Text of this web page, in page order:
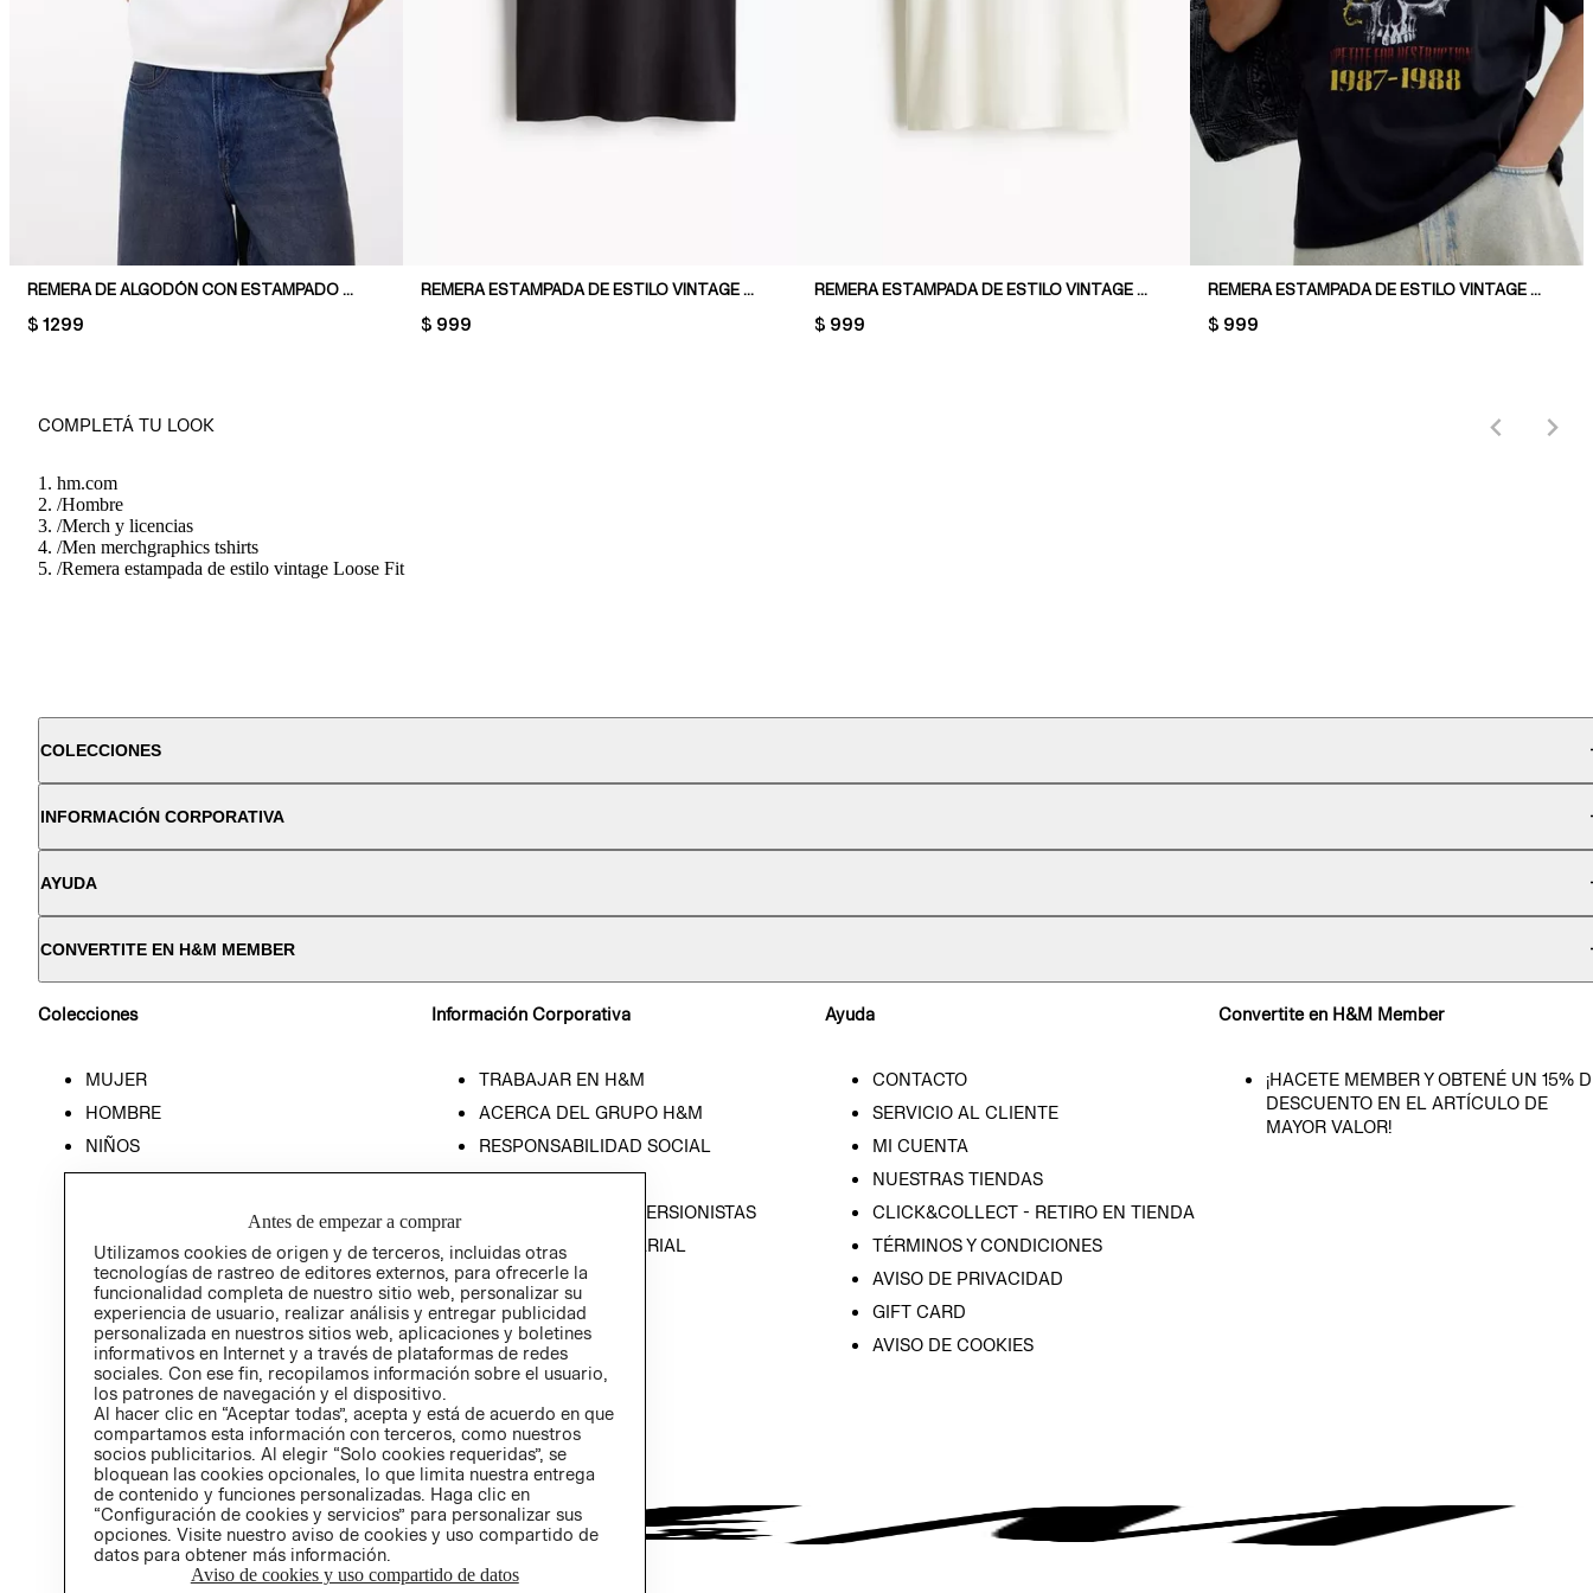
REMERA DE ALGODÓN CON ESTAMPADO REGULAR FIT
PRICE:
$ 1299
REMERA ESTAMPADA DE ESTILO VINTAGE LOOSE FIT
PRICE:
$ 999
REMERA ESTAMPADA DE ESTILO VINTAGE LOOSE FIT
PRICE:
$ 999
REMERA ESTAMPADA DE ESTILO VINTAGE LOOSE FIT
PRICE:
$ 999
COMPLETÁ TU LOOK
hm.com
/Hombre
/Merch y licencias
/Men merchgraphics tshirts
/Remera estampada de estilo vintage Loose Fit
COLECCIONES
INFORMACIÓN CORPORATIVA
AYUDA
CONVERTITE EN H&M MEMBER
Colecciones
MUJER
HOMBRE
NIÑOS
HOME
Información Corporativa
TRABAJAR EN H&M
ACERCA DEL GRUPO H&M
RESPONSABILIDAD SOCIAL
PRENSA
RELACIÓN CON INVERSIONISTAS
POLÍTICA EMPRESARIAL
Ayuda
CONTACTO
SERVICIO AL CLIENTE
MI CUENTA
NUESTRAS TIENDAS
CLICK&COLLECT - RETIRO EN TIENDA
TÉRMINOS Y CONDICIONES
AVISO DE PRIVACIDAD
GIFT CARD
AVISO DE COOKIES
Convertite en H&M Member
¡HACETE MEMBER Y OBTENÉ UN 15%
DESCUENTO EN EL ARTÍCULO DE
MAYOR VALOR!
Antes de empezar a comprar
Utilizamos cookies de origen y de terceros, incluidas otras
tecnologías de rastreo de editores externos, para ofrecerle la
funcionalidad completa de nuestro sitio web, personalizar su
experiencia de usuario, realizar análisis y entregar publicidad
personalizada en nuestros sitios web, aplicaciones y boletines
informativos en Internet y a través de plataformas de redes
sociales. Con ese fin, recopilamos información sobre el usuario,
los patrones de navegación y el dispositivo.
Al hacer clic en “Aceptar todas”, acepta y está de acuerdo en que
compartamos esta información con terceros, como nuestros
socios publicitarios. Al elegir “Solo cookies requeridas”, se
bloquean las cookies opcionales, lo que limita nuestra entrega
de contenido y funciones personalizadas. Haga clic en
“Configuración de cookies y servicios” para personalizar sus
opciones. Visite nuestro aviso de cookies y uso compartido de
datos para obtener más información.
Aviso de cookies y uso compartido de datos